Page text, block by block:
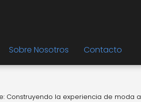
Sobre Nosotros Contacto
Construyendo la experiencia de moda a